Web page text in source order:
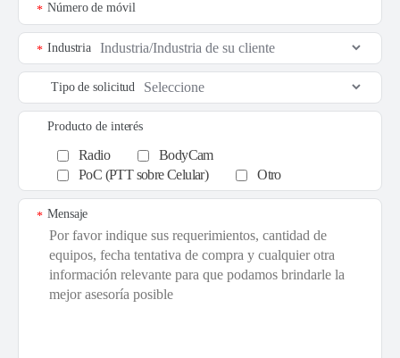
Número de móvil
*
Industria
*
Tipo de solicitud
Producto de interés
Radio
BodyCam
PoC (PTT sobre Celular)
Otro
Mensaje
*